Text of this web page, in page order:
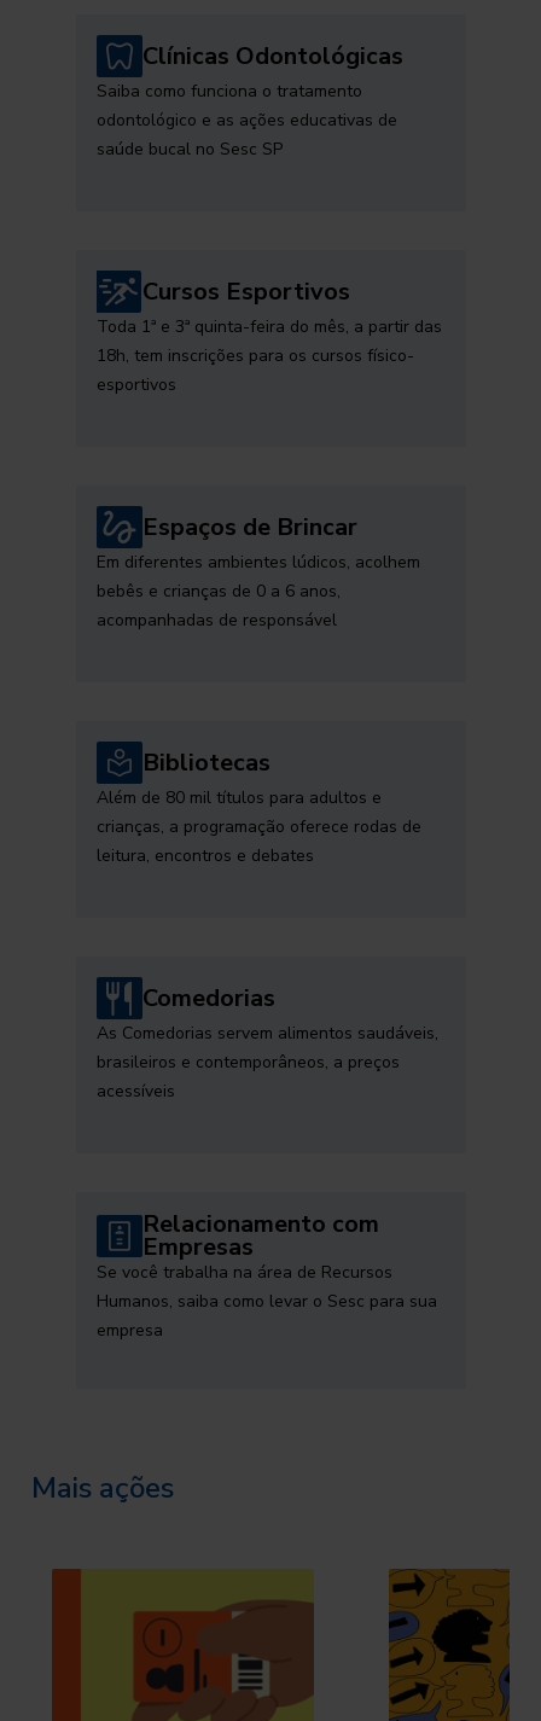
Clínicas Odontológicas
Saiba como funciona o tratamento
odontológico e as ações educativas de
saúde bucal no Sesc SP
Cursos Esportivos
Toda 1ª e 3ª quinta-feira do mês, a partir das
18h, tem inscrições para os cursos físico-
esportivos
Espaços de Brincar
Em diferentes ambientes lúdicos, acolhem
bebês e crianças de 0 a 6 anos,
acompanhadas de responsável
Bibliotecas
Além de 80 mil títulos para adultos e
crianças, a programação oferece rodas de
leitura, encontros e debates
Comedorias
As Comedorias servem alimentos saudáveis,
brasileiros e contemporâneos, a preços
acessíveis
Relacionamento com
Empresas
Se você trabalha na área de Recursos
Humanos, saiba como levar o Sesc para sua
empresa
Mais ações